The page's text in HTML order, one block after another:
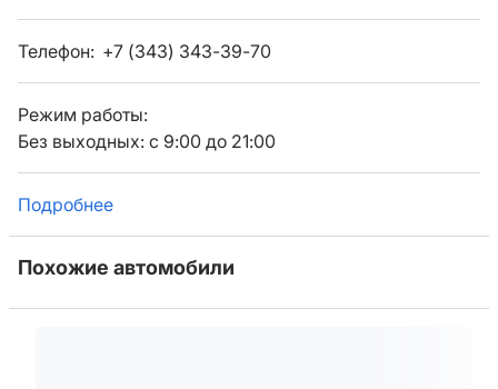
Телефон: +7 (343) 343-39-70
Режим работы:
Без выходных: с 9:00 до 21:00
Подробнее
Похожие автомобили